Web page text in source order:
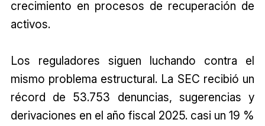
crecimiento en procesos de recuperación de
activos.
Los reguladores siguen luchando contra el
mismo problema estructural. La SEC recibió un
récord de 53.753 denuncias, sugerencias y
derivaciones en el año fiscal 2025. casi un 19 %